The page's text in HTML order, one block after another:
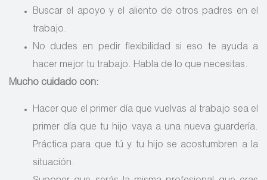
Buscar el apoyo y el aliento de otros padres en el
trabajo.
No dudes en pedir flexibilidad si eso te ayuda a
hacer mejor tu trabajo. Habla de lo que necesitas.
Mucho cuidado con:
Hacer que el primer día que vuelvas al trabajo sea el
primer día que tu hijo vaya a una nueva guardería.
Práctica para que tú y tu hijo se acostumbren a la
situación.